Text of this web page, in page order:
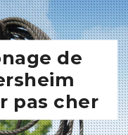
de
pas cher